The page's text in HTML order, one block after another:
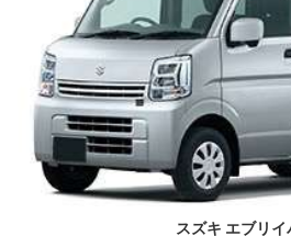
スズキ エブリイ